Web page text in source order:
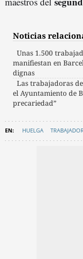
Noticias
Unas 1.500
manifiestan en
dignas
Las trabajadoras
el Ayuntamiento de
precariedad”
HUELGA